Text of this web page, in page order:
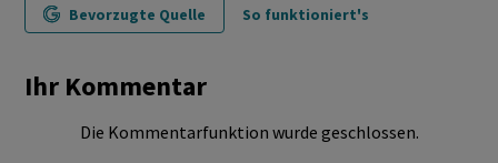
Bevorzugte Quelle So funktioniert's
Ihr Kommentar
Die Kommentarfunktion wurde geschlossen.